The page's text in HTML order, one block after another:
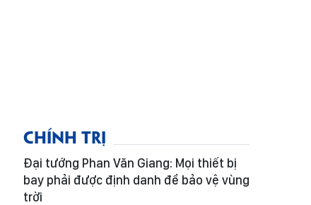
CHÍNH TRỊ
Đại tướng Phan Văn Giang: Mọi thiết bị
bay phải được định danh để bảo vệ vùng
trời